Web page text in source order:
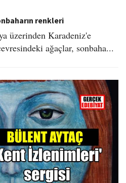
renkleri
üzerinden Karadeniz'e
ağaçlar, sonbaha...